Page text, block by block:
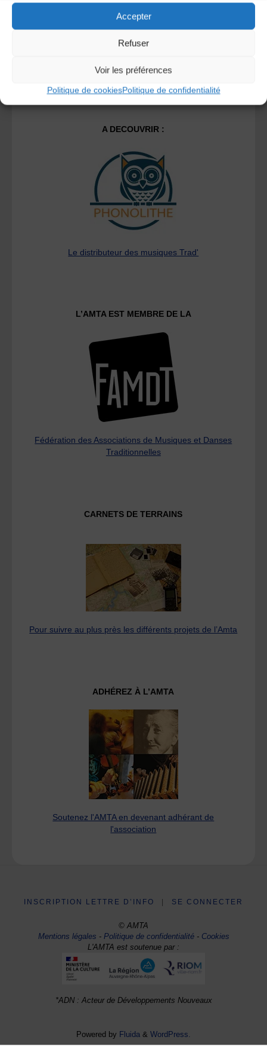
Accepter
Refuser
Voir les préférences
Politique de cookiesPolitique de confidentialité
commentaires sont traitées.
A DECOUVRIR :
Le distributeur des musiques Trad'
L’AMTA EST MEMBRE DE LA
Fédération des Associations de Musiques et Danses
Traditionnelles
CARNETS DE TERRAINS
Pour suivre au plus près les différents projets de l’Amta
ADHÉREZ À L’AMTA
Soutenez l'AMTA en devenant adhérant de
l'association
INSCRIPTION LETTRE D’INFO SE CONNECTER
© AMTA
Mentions légales -Politique de confidentialité- Cookies
L'AMTA est soutenue par :
*ADN : Acteur de Développements Nouveaux
Powered by Fluida & WordPress.